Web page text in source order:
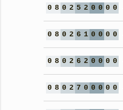
0 8 0 2 5 2 0 0 0 0
0 8 0 2 6 1 0 0 0 0
0 8 0 2 6 2 0 0 0 0
0 8 0 2 7 0 0 0 0 0